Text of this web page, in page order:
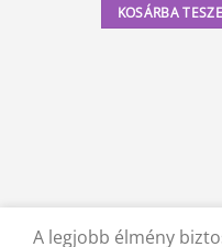
KOSÁRBA
A legjobb élmény